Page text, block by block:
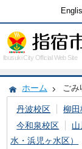
Ibusuki City Official Web Site
ホーム ご
丹波校区 柳田
今和泉校区
山
水・浜児ヶ水区）